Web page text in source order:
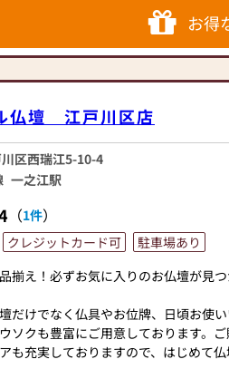
お探しでしたら、ぜひお仏壇のはせが
。当店は幅広い品揃えとリーズナブル
しています。
の仏壇、またコンパクトなサイズの
要望に合わせて選ぶことができます。
像の種類も豊富にご用意しております
ただける仏壇を見つけていただけま
充実しております。位牌や線香、ろう
仏壇のセットや個別のアイテムも豊富
品質と価格のバランスです。品質に妥
い価格を実現しています。お客様に長
うな耐久性のある商品を取り扱って
お買い物をお楽しみいただけます。
一同、お客様のご要望に丁寧にお応
仏具に関するご質問やご相談にも親
ドバイスをいたします。お客様のご
選びや設置場所、お仏壇に合わせた仏
ても、専門店として丁寧にご案内いた
べには、日々いろいろなご相談が寄
さが分からない》
宗派が分からない》
に置ける仏壇》を探している
えたい》けれど、何を選べば良いか
は、どれも【すべてご相談いただけ
いてもいいのかな…」という内容でも
お得
仏壇 江戸川区店
区西瑞江5-10-4
一之江駅
（1件）
クレジットカード可
駐車場あり
揃え！必ずお気に入りのお仏壇が見
だけでなく仏具やお位牌、日頃お使
ソクも豊富にご用意しております。
も充実しておりますので、はじめて